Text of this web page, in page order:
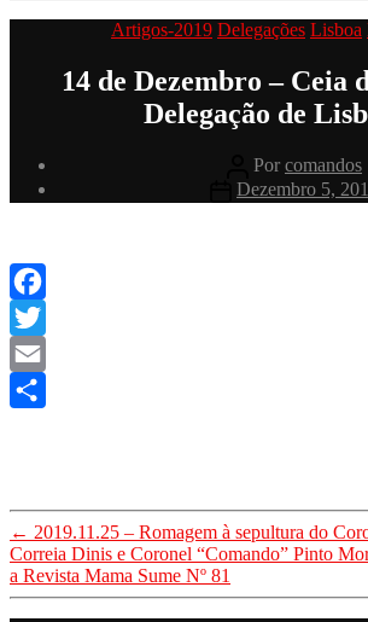
Categorias
Artigos-2019 Delegações Lisboa
14 de Dezembro – Ceia
Delegação de
Autor
do
artigo
Por comandos
Data
do
Dezembro 5,
Facebook
Twitter
Email
← 2019.11.25 – Romagem à sepultura do
Correia Dinis e Coronel “Comando” Pinto
a Revista Mama Sume Nº 81